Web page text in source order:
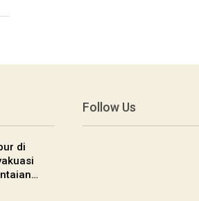
di
Follow Us